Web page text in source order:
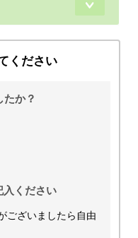
ください
たか？
入ください
ございましたら自由